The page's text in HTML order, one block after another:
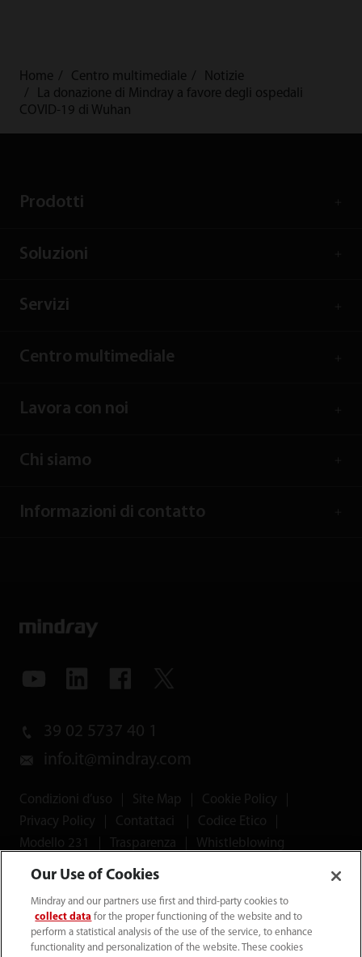
Home Centro multimediale
Notizie
La donazione di Mindray a favore degli ospedali
COVID-19 di Wuhan
Prodotti
Soluzioni
Servizi
Centro multimediale
Lavora con noi
Chi siamo
Informazioni di contatto
39 02 5737 40 1
info.it@mindray.com
Condizioni d’uso Site Map Cookie Policy
Privacy Policy
Contattaci Codice Etico
Modello 231
Trasparenza Whistleblowing
Ltd. Tutti i diritti riservati.
Our Use of Cookies
Mindray and our partners use first and third-party cookies to
collect data for the proper functioning of the website and to
perform a statistical analysis of the use of the service, to enhance
functionality and personalization of the website. These cookies